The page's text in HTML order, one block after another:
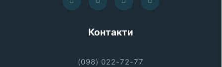
Контакти
(098) 022-72-77